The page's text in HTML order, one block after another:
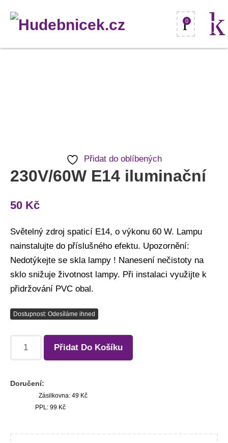
0
Přidat do oblíbených
230V/60W E14 iluminační
50 Kč
Světelný zdroj spaticí E14, o výkonu 60 W. Lampu
nainstalujte do příslušného efektu. Upozornění:
Nedotýkejte se skla lampy ! Nanesení nečistoty na
sklo snižuje životnost lampy. Při instalaci využijte k
přidržování PVC obal.
Dostupnost: Odesíláme ihned
Přidat Do Košíku
Doručení:
Zásilkovna: 49 Kč
PPL: 99 Kč